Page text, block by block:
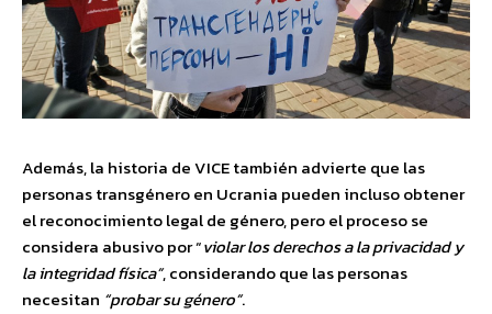
Además, la historia de VICE también advierte que las
personas transgénero en Ucrania pueden incluso obtener
el reconocimiento legal de género, pero el proceso se
considera abusivo por “violar los derechos a la privacidad y
la integridad física”, considerando que las personas
necesitan “probar su género”.